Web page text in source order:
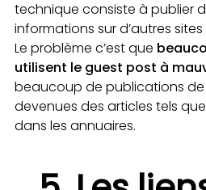
technique consiste à publier
informations sur d’autres
Le problème c’est que
utilisent le guest post à
beaucoup de publications
devenues des articles tels
dans les annuaires.